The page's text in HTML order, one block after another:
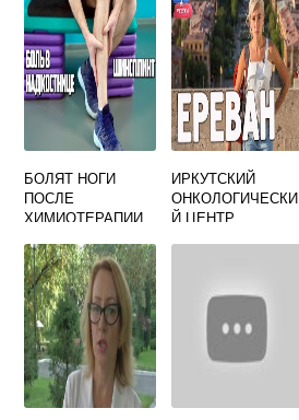
БОЛЯТ НОГИ
ПОСЛЕ
ХИМИОТЕРАПИИ
ИРКУТСКИЙ
ОНКОЛОГИЧЕСКИ
Й ЦЕНТР